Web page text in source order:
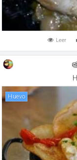
Leer
huevo